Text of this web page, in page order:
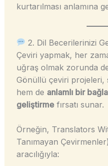
kurtarılması anlamına
2. Dil Becerilerinizi
Çeviri yapmak, her
uğraş olmak zorunda
Gönüllü çeviri projeleri,
hem de anlamlı bir
geliştirmefırsatı sunar.
Örneğin, Translators
Tanımayan
aracılığıyla: